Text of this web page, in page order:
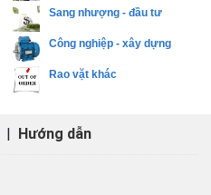
Sang nhượng - đầu tư
Công nghiệp - xây dựng
Rao vặt khác
| Hướng dẫn